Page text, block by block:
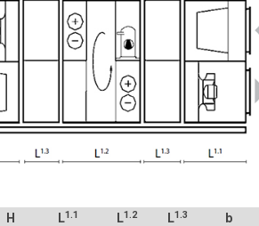
H L1.1 L1.2 L1.3
b